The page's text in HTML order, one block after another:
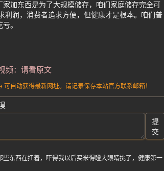
加东西是为了大规模储存，咱们家庭储存完全可
利润，消费者追求方便，但健康才是根本。咱们普
。
频：请看原文
自动获得最新网址。请记录保存本站官方联系邮箱！
提
交
东西在扛着，吓得我以后买米得瞪大眼睛挑了，健康第一